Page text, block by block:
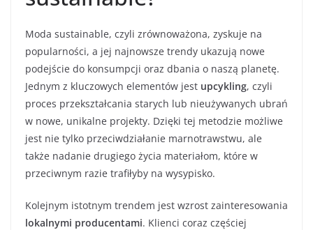
Moda sustainable, czyli zrównoważona, zyskuje na
popularności, a jej najnowsze trendy ukazują nowe
podejście do konsumpcji oraz dbania o naszą planetę.
Jednym z kluczowych elementów jest upcykling, czyli
proces przekształcania starych lub nieużywanych ubrań
w nowe, unikalne projekty. Dzięki tej metodzie możliwe
jest nie tylko przeciwdziałanie marnotrawstwu, ale
także nadanie drugiego życia materiałom, które w
przeciwnym razie trafiłyby na wysypisko.
Kolejnym istotnym trendem jest wzrost zainteresowania
lokalnymi producentami. Klienci coraz częściej